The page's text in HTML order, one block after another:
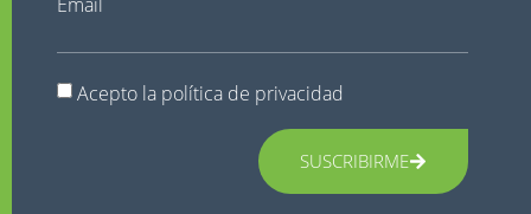
Acepto la política de privacidad
SUSCRIBIRME